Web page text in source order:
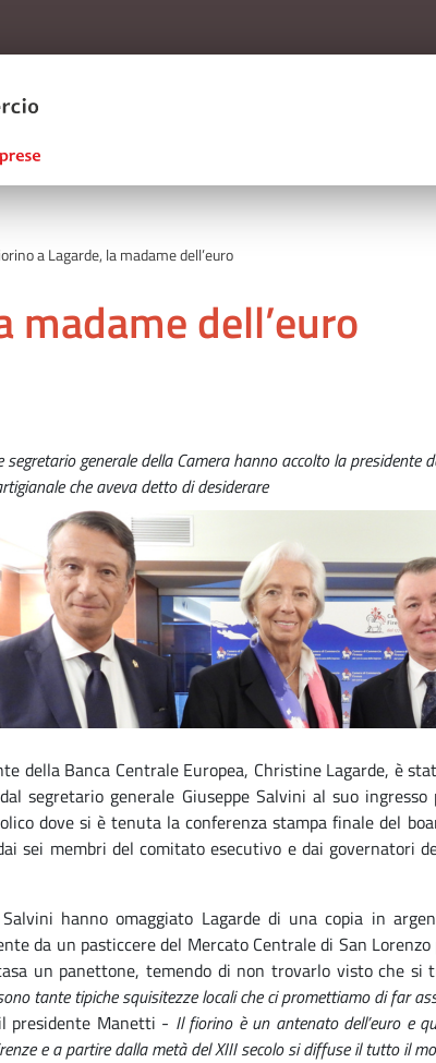
D'ITALIA
a Lagarde, la madame dell’euro
madame dell’euro
segretario generale della Camera hanno accolto la
che aveva detto di desiderare
della Banca Centrale Europea, Christine Lagarde, è
segretario generale Giuseppe Salvini al suo
dove si è tenuta la conferenza stampa finale del
sei membri del comitato esecutivo e dai governatori
hanno omaggiato Lagarde di una copia in
da un pasticcere del Mercato Centrale di San
un panettone, temendo di non trovarlo visto che si
tante tipiche squisitezze locali che ci promettiamo di far
presidente Manetti - Il fiorino è un antenato dell’euro e
e a partire dalla metà del XIII secolo si diffuse il tutto il